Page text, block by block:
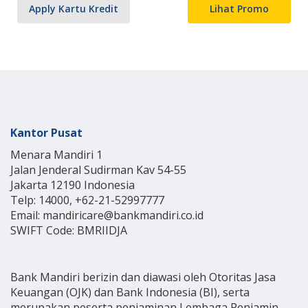
Apply Kartu Kredit Lihat Promo
Kantor Pusat
Menara Mandiri 1
Jalan Jenderal Sudirman Kav 54-55
Jakarta 12190 Indonesia
Telp: 14000, +62-21-52997777
Email: mandiricare@bankmandiri.co.id
SWIFT Code: BMRIIDJA
Bank Mandiri berizin dan diawasi oleh Otoritas Jasa
Keuangan (OJK) dan Bank Indonesia (BI), serta